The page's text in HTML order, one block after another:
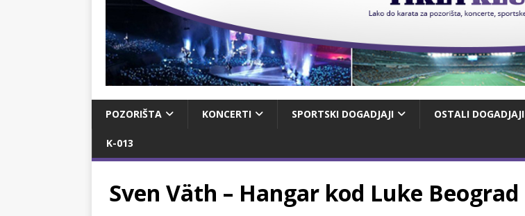
POZORIŠTA KONCERTI SPORTSKI DOGADJAJI OSTALI DOGADJAJI
K-013
Sven Väth – Hangar kod Luke Beograd